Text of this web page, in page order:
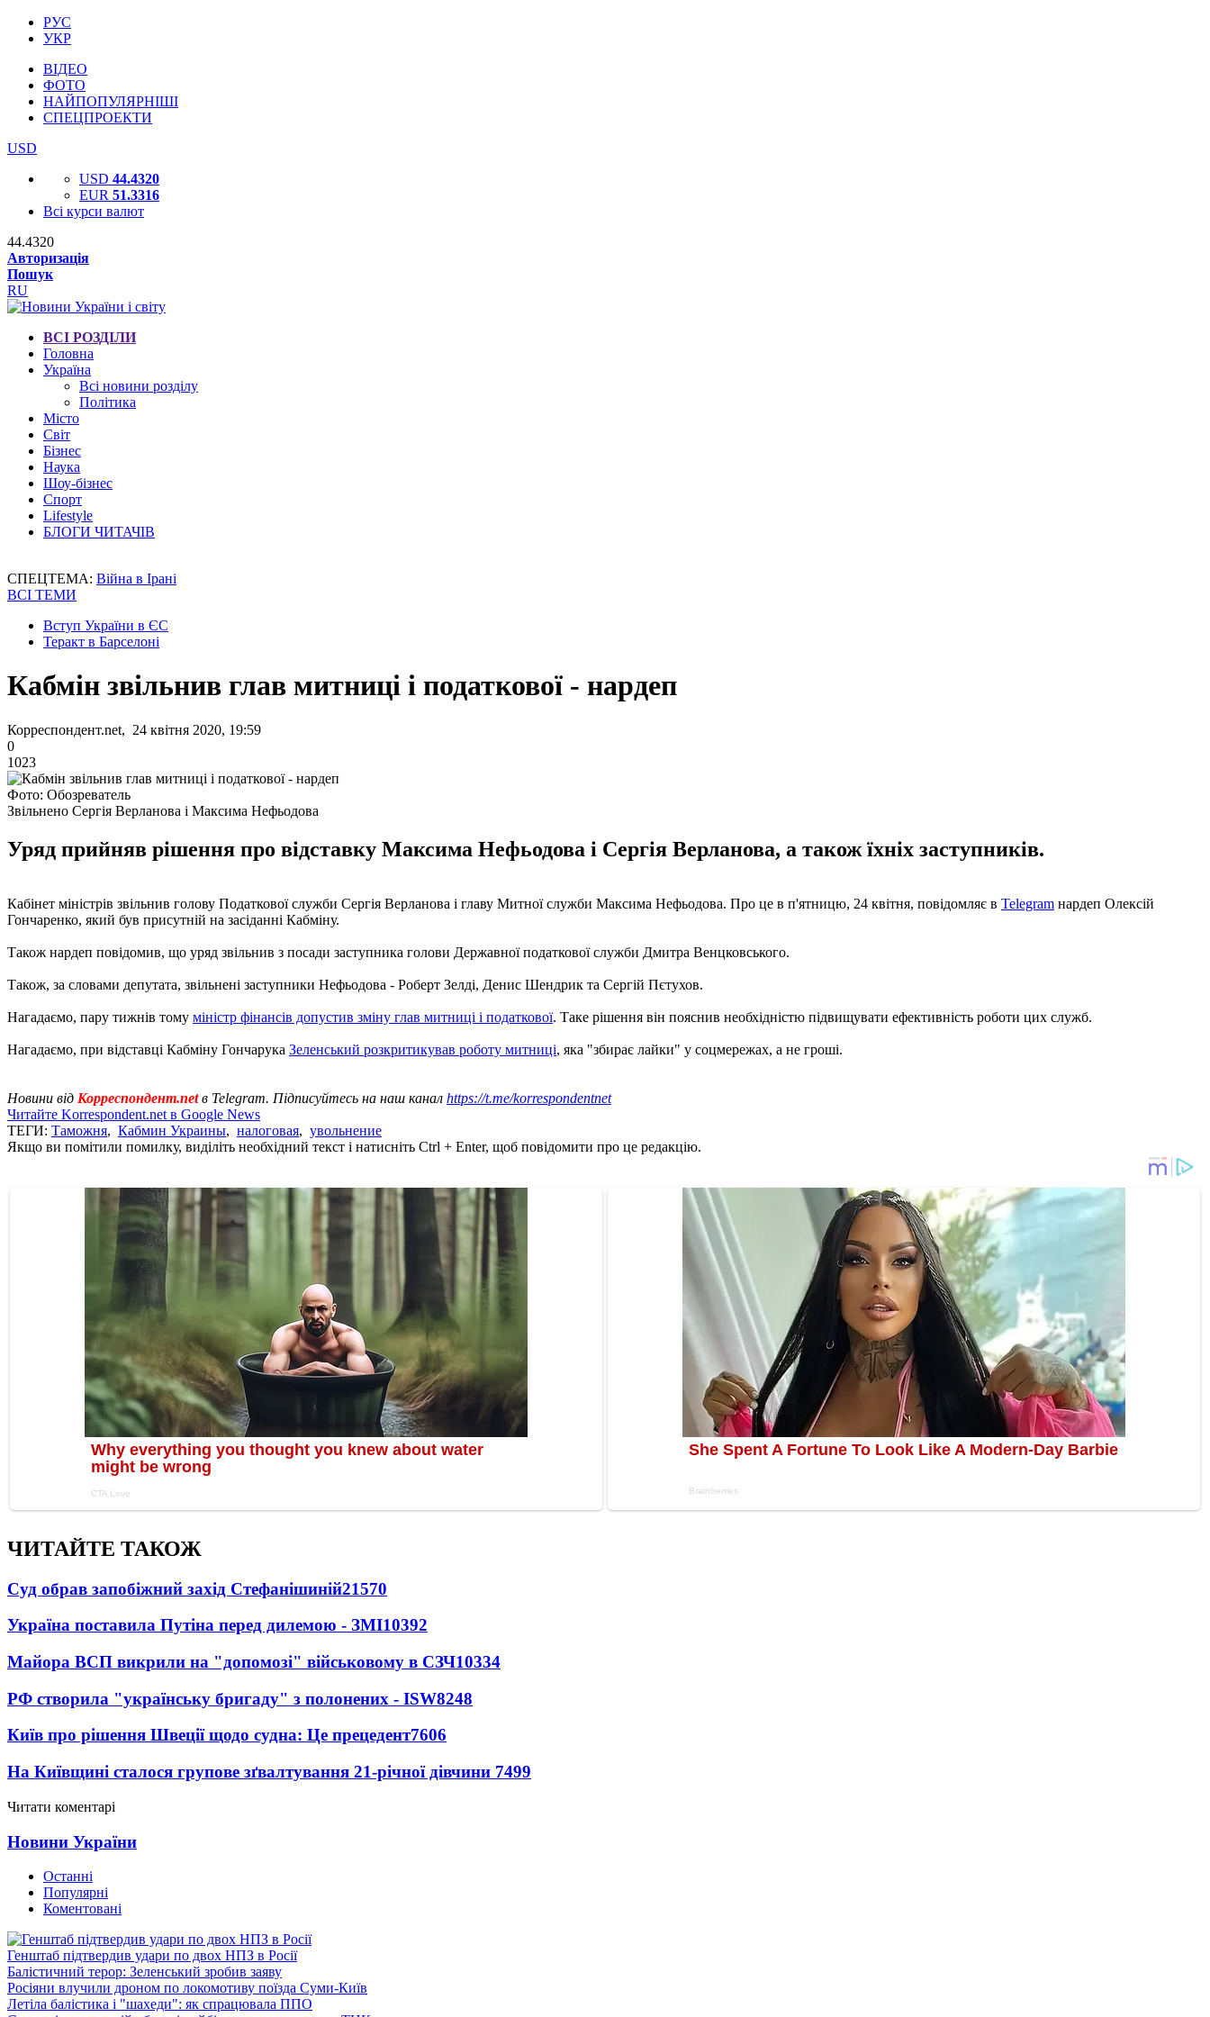
РУС
УКР
ВІДЕО
ФОТО
НАЙПОПУЛЯРНІШІ
СПЕЦПРОЕКТИ
USD
USD 44.4320
EUR 51.3316
Всі курси валют
44.4320
Авторизація
Пошук
RU
ВСІ РОЗДІЛИ
Головна
Україна
Всі новини розділу
Політика
Місто
Світ
Бізнес
Наука
Шоу-бізнес
Спорт
Lifestyle
БЛОГИ ЧИТАЧІВ
СПЕЦТЕМА: Війна в Ірані
ВСІ ТЕМИ
Вступ України в ЄС
Теракт в Барселоні
Кабмін звільнив глав митниці і податкової - нардеп
Корреспондент.net, 24 квітня 2020, 19:59
0
1023
Фото: Обозреватель
Звільнено Сергія Верланова і Максима Нефьодова
Уряд прийняв рішення про відставку Максима Нефьодова і Сергія Верланова, а також їхніх заступників.
Кабінет міністрів звільнив голову Податкової служби Сергія Верланова і главу Митної служби Максима Нефьодова. Про це в п'ятницю, 24 квітня, повідомляє в Telegram нардеп Олексій
Гончаренко, який був присутній на засіданні Кабміну.
Також нардеп повідомив, що уряд звільнив з посади заступника голови Державної податкової служби Дмитра Венцковського.
Також, за словами депутата, звільнені заступники Нефьодова - Роберт Зелді, Денис Шендрик та Сергій Пєтухов.
Нагадаємо, пару тижнів тому міністр фінансів допустив зміну глав митниці і податкової. Таке рішення він пояснив необхідністю підвищувати ефективність роботи цих служб.
Нагадаємо, при відставці Кабміну Гончарука Зеленський розкритикував роботу митниці, яка "збирає лайки" у соцмережах, а не гроші.
Новини від Корреспондент.netв Telegram. Підписуйтесь на наш канал https://t.me/korrespondentnet
Читайте Korrespondent.net в Google News
ТЕГИ: Таможня, Кабмин Украины, налоговая, увольнение
Якщо ви помітили помилку, виділіть необхідний текст і натисніть Ctrl + Enter, щоб повідомити про це редакцію.
ЧИТАЙТЕ ТАКОЖ
Суд обрав запобіжний захід Стефанішиній21570
Україна поставила Путіна перед дилемою - ЗМІ10392
Майора ВСП викрили на "допомозі" військовому в СЗЧ10334
РФ створила "українську бригаду" з полонених - ISW8248
Київ про рішення Швеції щодо судна: Це прецедент7606
На Київщині сталося групове зґвалтування 21-річної дівчини 7499
Читати коментарі
Новини України
Останні
Популярні
Коментовані
Генштаб підтвердив удари по двох НПЗ в Росії
Балістичний терор: Зеленський зробив заяву
Росіяни влучили дроном по локомотиву поїзда Суми-Київ
Летіла балістика і "шахеди": як спрацювала ППО